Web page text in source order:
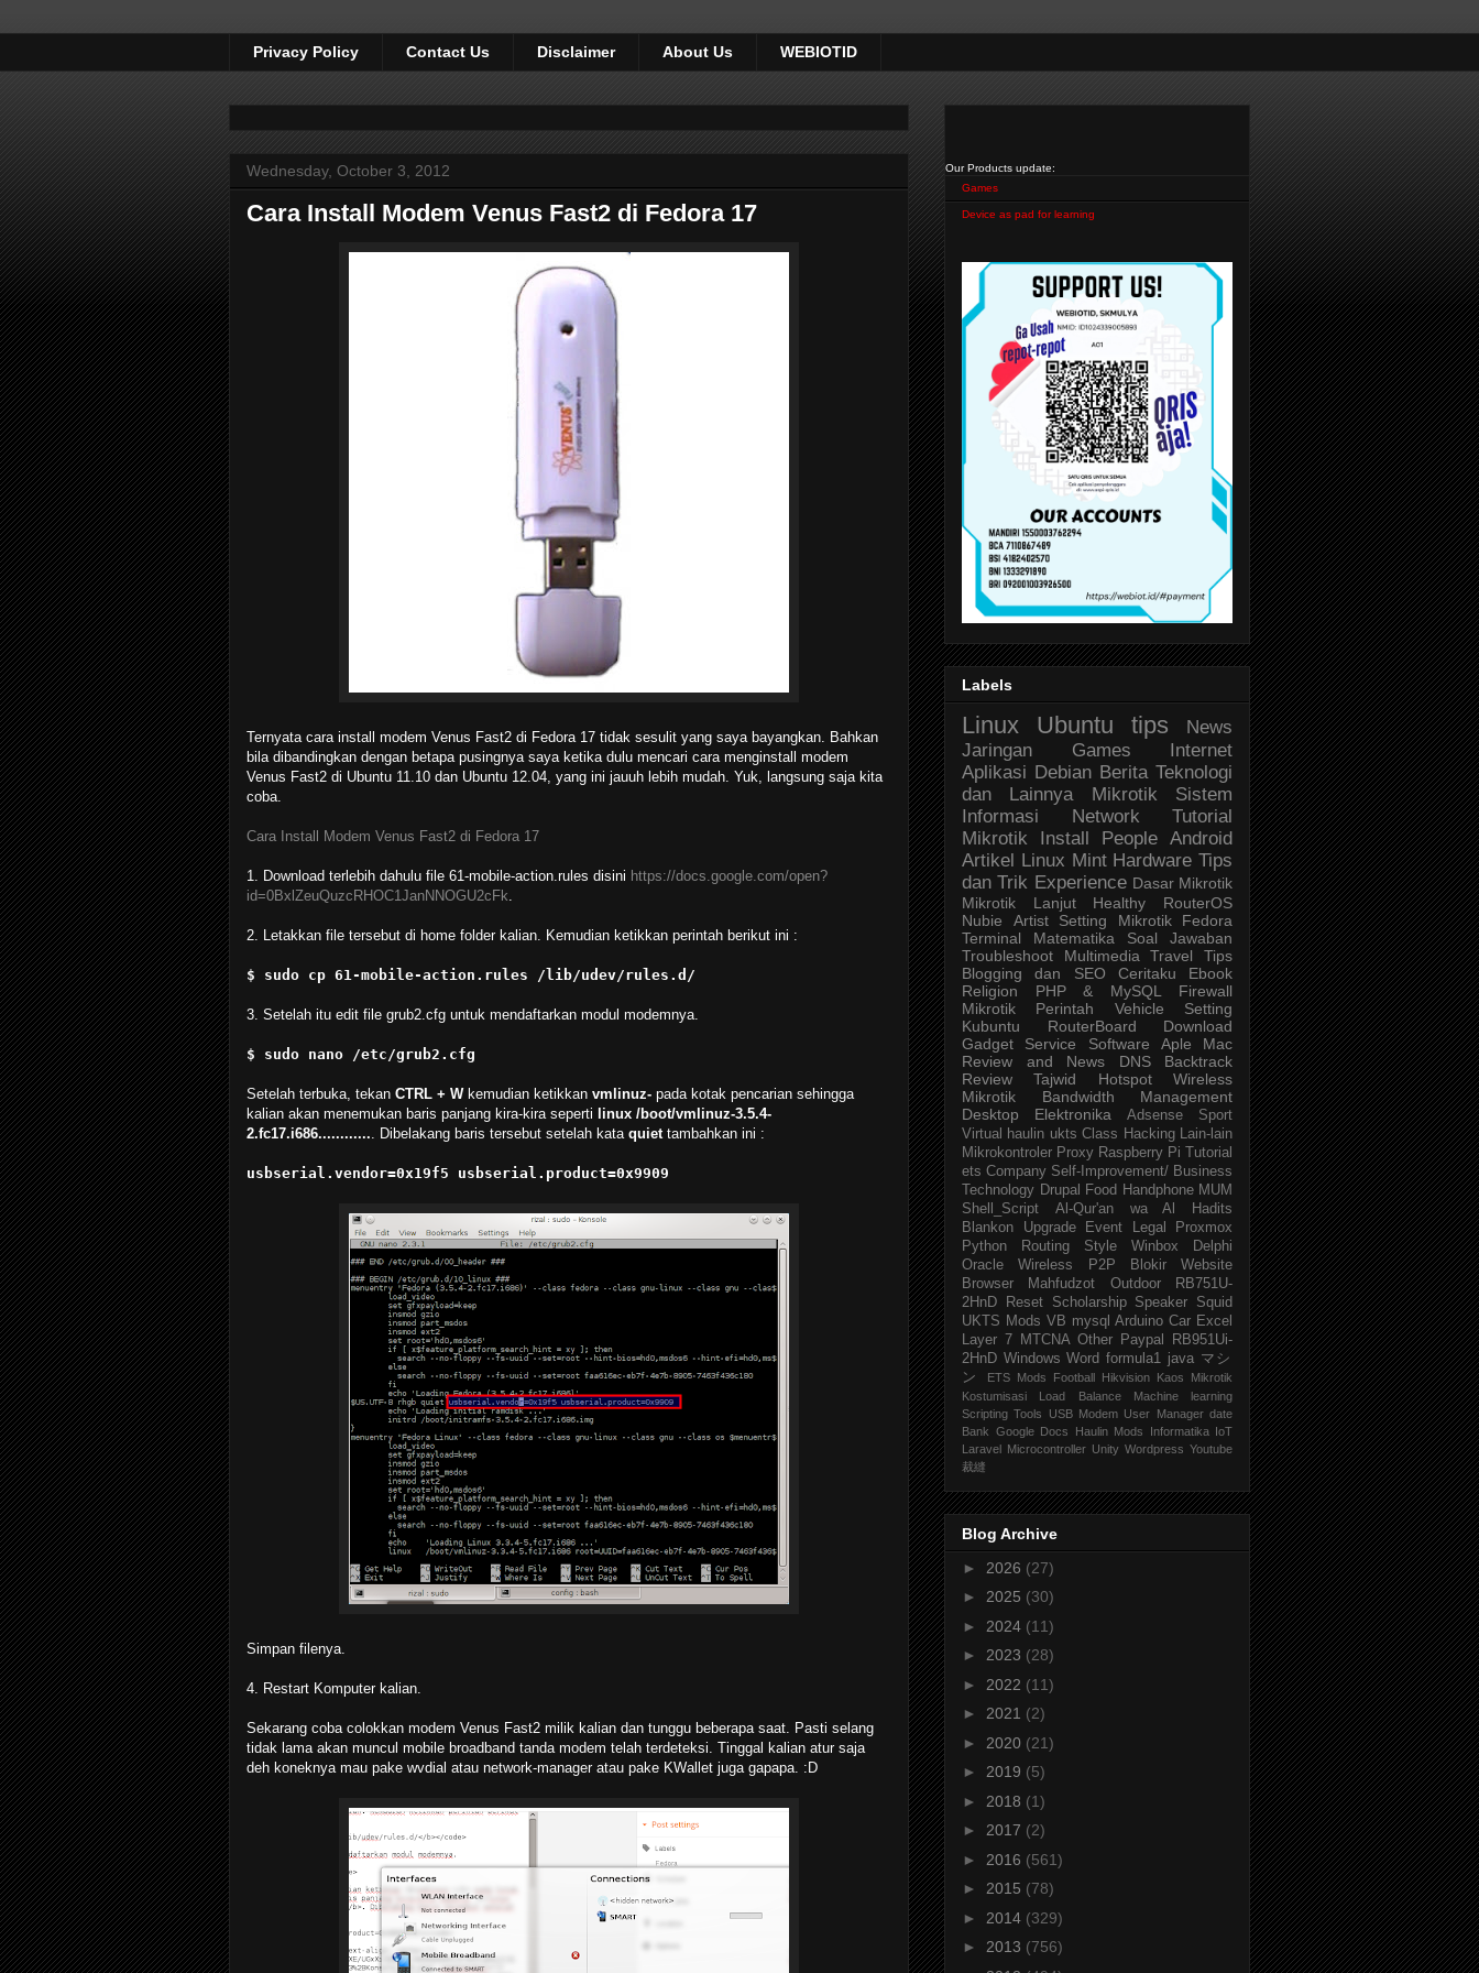
Privacy Policy Contact Us Disclaimer About Us WEBIOTID
Wednesday, October 3, 2012
Cara Install Modem Venus Fast2 di Fedora 17
Ternyata cara install modem Venus Fast2 di Fedora 17 tidak sesulit yang saya bayangkan. Bahkan
bila dibandingkan dengan betapa pusingnya saya ketika dulu mencari cara menginstall modem
Venus Fast2 di Ubuntu 11.10 dan Ubuntu 12.04, yang ini jauuh lebih mudah. Yuk, langsung saja kita
coba.
Cara Install Modem Venus Fast2 di Fedora 17
1. Download terlebih dahulu file 61-mobile-action.rules disini https://docs.google.com/open?
id=0BxlZeuQuzcRHOC1JanNNOGU2cFk
2. Letakkan file tersebut di home folder kalian. Kemudian ketikkan perintah berikut ini :
$ sudo cp 61-mobile-action.rules /lib/udev/rules.d/
3. Setelah itu edit file grub2.cfg untuk mendaftarkan modul modemnya.
$ sudo nano /etc/grub2.cfg
Setelah terbuka, tekan CTRL + Wkemudian ketikkan vmlinuz- pada kotak pencarian sehingga
kalian akan menemukan baris panjang kira-kira seperti
linux /boot/vmlinuz-3.5.4-
2.fc17.i686............ . Dibelakang baris tersebut setelah kata quiet tambahkan ini :
usbserial.vendor=0x19f5 usbserial.product=0x9909
Simpan filenya.
4. Restart Komputer kalian.
Sekarang coba colokkan modem Venus Fast2 milik kalian dan tunggu beberapa saat. Pasti selang
tidak lama akan muncul mobile broadband tanda modem telah terdeteksi. Tinggal kalian atur saja
deh koneknya mau pake wvdial atau network-manager atau pake KWallet juga gapapa. :D
Our Products update:
Games
Device as pad for learning
Labels
Linux Ubuntu tips
News
Jaringan
Games
Internet
Aplikasi Debian Berita Teknologi
dan Lainnya
Mikrotik
Sistem
Informasi
Network
Tutorial
Mikrotik
Install People Android
Artikel
Linux Mint Hardware Tips
dan Trik Experience Dasar Mikrotik
Mikrotik Lanjut
Healthy
RouterOS
Nubie
Artist Setting Mikrotik
Fedora
Terminal
Matematika
Soal Jawaban
Troubleshoot
Multimedia Travel
Tips
Blogging dan SEO
Ceritaku
Ebook
Religion
PHP & MySQL
Firewall
Mikrotik
Perintah Vehicle
Setting
Kubuntu
RouterBoard
Download
Gadget
Service Software
Aple Mac
Review and News
DNS
Backtrack
Review
Tajwid Hotspot
Wireless
Mikrotik
Bandwidth Management
Desktop
Elektronika Adsense
Sport
Virtual
haulin ukts Class Hacking Lain-lain
Mikrokontroler Proxy Raspberry Pi
Tutorial
ets Company Self-Improvement/ Business
Technology Drupal Food Handphone MUM
Shell_Script
Al-Qur'an wa Al Hadits
Blankon
Upgrade Event Legal
Proxmox
Python
Routing Style Winbox
Delphi
Oracle
Wireless P2P
Blokir Website
Browser
Mahfudzot Outdoor
RB751U-
2HnD
Reset Scholarship Speaker
Squid
UKTS Mods VB mysql Arduino Car Excel
Layer 7
MTCNA Other Paypal
RB951Ui-
2HnD Windows Word formula1 java マシ
ン
ETS Mods Football Hikvision Kaos Mikrotik
Kostumisasi
Load Balance
Machine learning
Scripting Tools USB Modem User Manager date
Bank Google Docs Haulin Mods Informatika IoT
Laravel Microcontroller Unity Wordpress Youtube
裁縫
Blog Archive
► 2026 (27)
► 2025 (30)
► 2024 (11)
► 2023 (28)
► 2022 (11)
► 2021 (2)
► 2020 (21)
► 2019 (5)
► 2018 (1)
► 2017 (2)
► 2016 (561)
► 2015 (78)
► 2014 (329)
► 2013 (756)